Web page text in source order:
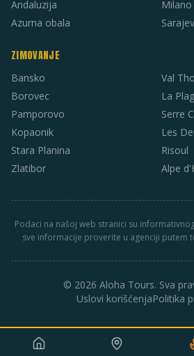
Andaluzija
Azurna obala
Milano
ZIMOVANJE
Bansko
Borovec
Pamporovo
Kopaonik
Stara Planina
Zlatibor
Val
La
Serre
Les
Risoul
Alpe
Podaci na našoj web stranici su
sve informacije proverite u agenciji putem
© 2026 Aloha Tours. Sva
Uslovi korišćenjaPolitika